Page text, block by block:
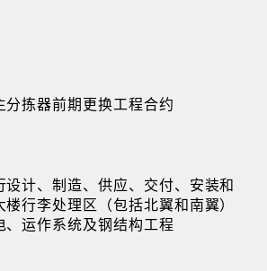
分拣器前期更换工程合约
设计、制造、供应、交付、安装和
行李处理区（包括北翼和南翼）
、运作系统及钢结构工程